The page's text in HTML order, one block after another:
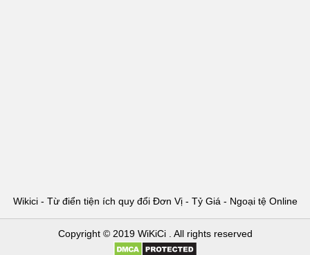
Wikici - Từ điển tiện ích quy đổi Đơn Vị - Tỷ Giá - Ngoại tệ Online
Copyright © 2019 WiKiCi . All rights reserved